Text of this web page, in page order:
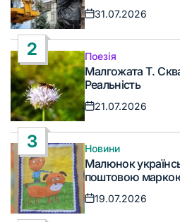
Дата
31.07.2026
2
Опублікувати
у
Поезія
Малгожата Т.
Реальність
Дата
21.07.2026
3
Опублікувати
у
Новини
Малюнок
поштовою маркою
Дата
19.07.2026